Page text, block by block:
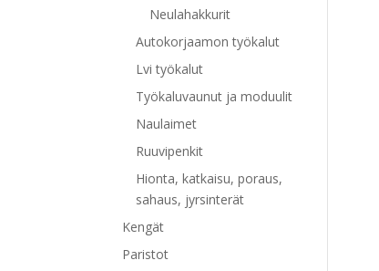
Neulahakkurit
Autokorjaamon työkalut
Lvi työkalut
Työkaluvaunut ja moduulit
Naulaimet
Ruuvipenkit
Hionta, katkaisu, poraus,
sahaus, jyrsinterät
Kengät
Paristot